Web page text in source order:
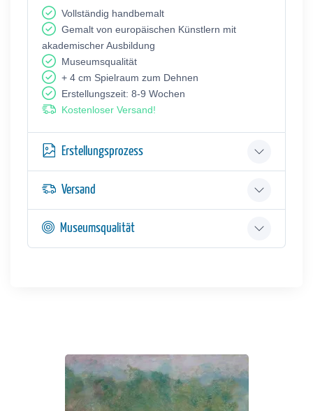
Vollständig handbemalt
Gemalt von europäischen Künstlern mit
akademischer Ausbildung
Museumsqualität
+ 4 cm Spielraum zum Dehnen
Erstellungszeit: 8-9 Wochen
Kostenloser Versand!
Erstellungsprozess
Versand
Museumsqualität